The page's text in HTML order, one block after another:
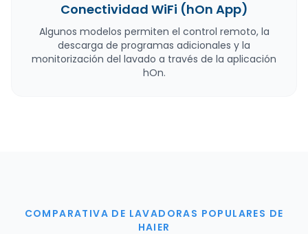
Conectividad WiFi (hOn App)
Algunos modelos permiten el control remoto, la
descarga de programas adicionales y la
monitorización del lavado a través de la aplicación
hOn.
COMPARATIVA DE LAVADORAS POPULARES DE
HAIER